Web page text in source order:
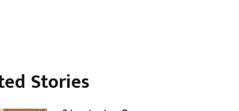
Stories